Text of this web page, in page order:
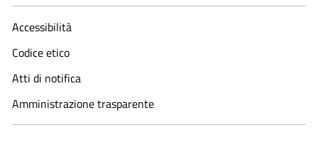
Accessibilità
Codice etico
Atti di notifica
Amministrazione trasparente